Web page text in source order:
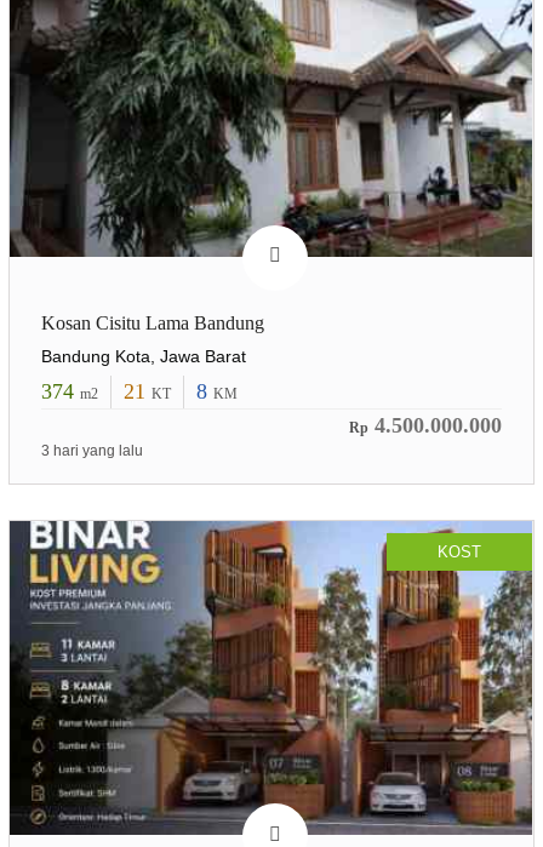
Kosan Cisitu Lama Bandung
Bandung Kota, Jawa Barat
374 m2 21 KT 8 KM
Rp 4.500.000.000
3 hari yang lalu
KOST